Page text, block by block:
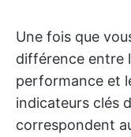
Une fois que
différence entre
performance et
indicateurs clés
correspondent